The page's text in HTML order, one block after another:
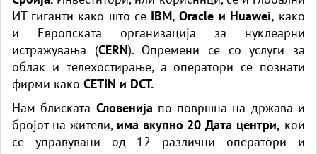
ИТ гиганти како што се IBM, Oracle и Huawei, како
и Европската организација за нуклеарни
истражувања (CERN). Опремени се со услуги за
облак и телехостирање, а оператори се познати
фирми како CETIN и DCT.
Нам блиската Словенија по површна на држава и
бројот на жители, има вкупно 20 Дата центри, кои
се управувани од 12 различни оператори и